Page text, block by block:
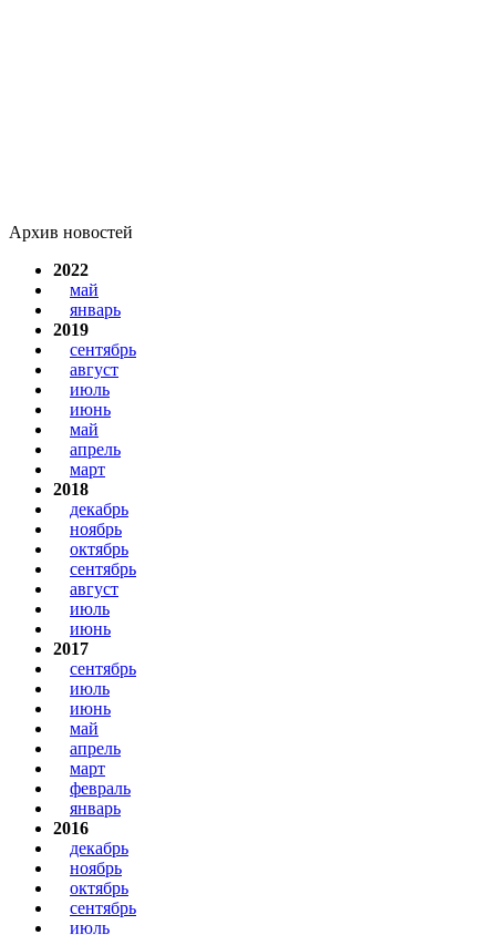
Архив новостей
2022
май
январь
2019
сентябрь
август
июль
июнь
май
апрель
март
2018
декабрь
ноябрь
октябрь
сентябрь
август
июль
июнь
2017
сентябрь
июль
июнь
май
апрель
март
февраль
январь
2016
декабрь
ноябрь
октябрь
сентябрь
июль